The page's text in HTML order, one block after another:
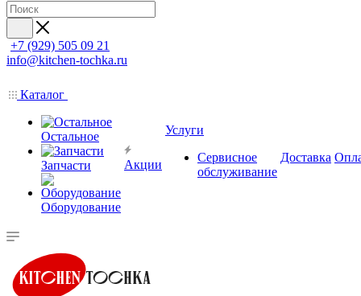
+7 (929) 505 09 21
info@kitchen-tochka.ru
Каталог
Остальное
Запчасти
Оборудование
Акции
Услуги
Сервисное
обслуживание
Доставка